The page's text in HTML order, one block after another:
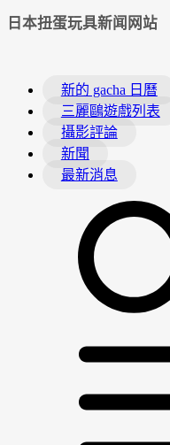
日本扭蛋玩具新闻网站
新的 gacha 日曆
三麗鷗遊戲列表
攝影評論
新聞
最新消息